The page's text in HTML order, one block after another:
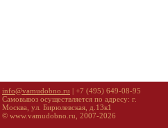
info@vamudobno.ru | +7 (495) 649-08-95
Самовывоз осуществляется по адресу: г.
Москва, ул. Бирюлевская, д.13к1
© www.vamudobno.ru, 2007-2026